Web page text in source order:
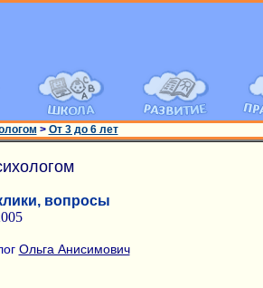
> От 3 до 6 лет
вопросы
Ольга Анисимович